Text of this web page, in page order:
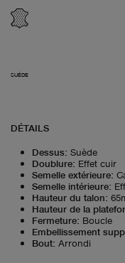
SUÈDE
DÉTAILS
Dessus: Suède
Doublure: Effet cuir
Semelle extérieure:
Semelle intérieure:
Hauteur du talon:
Hauteur de la
Fermeture: Boucle
Embellissement
Bout: Arrondi